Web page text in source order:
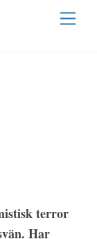
terror
Har